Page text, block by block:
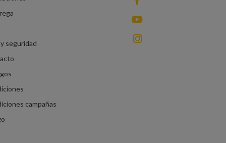
seguridad
campañas
You Tube
instagram